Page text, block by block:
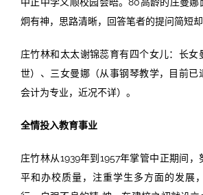
炯有神，思路清晰，回答笔者的提问简短却
庄竹林和太太谢锦蕊育有四个女儿：长女
世）、三女曼娜（从事钢琴教学，目前已
会计为专业，近况不详）。
全情投入教育事业
庄竹林从1939年到1957年掌管中正期间
平和办校质量，注重学生多方面的发展